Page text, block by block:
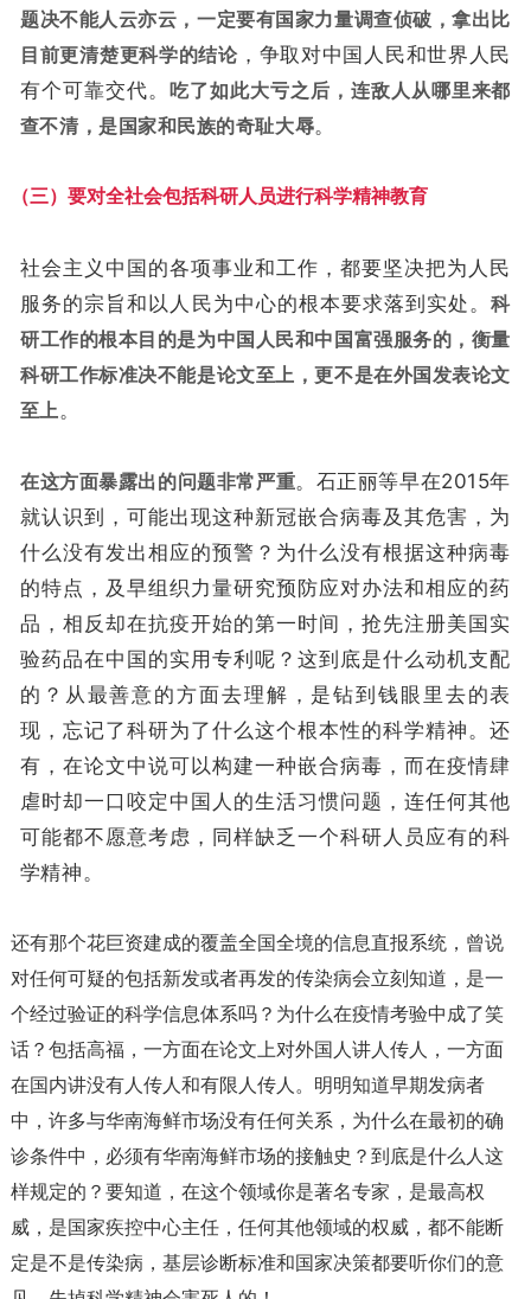
题决不能人云亦云，一定要有国家力量调查侦破，拿出比
目前更清楚更科学的结论，争取对中国人民和世界人民
有个可靠交代。 吃了如此大亏之后，连敌人从哪里来都
查不清，是国家和民族的奇耻大辱。
（三）要对全社会包括科研人员进行科学精神教育
社会主义中国的各项事业和工作，都要坚决把为人民
服务的宗旨和以人民为中心的根本要求落到实处。科
研工作的根本目的是为中国人民和中国富强服务的，衡量
科研工作标准决不能是论文至上，更不是在外国发表论文
至上。
在这方面暴露出的问题非常严重。石正丽等早在2015年
就认识到，可能出现这种新冠嵌合病毒及其危害，为
什么没有发出相应的预警？为什么没有根据这种病毒
的特点，及早组织力量研究预防应对办法和相应的药
品，相反却在抗疫开始的第一时间，抢先注册美国实
验药品在中国的实用专利呢？这到底是什么动机支配
的？从最善意的方面去理解，是钻到钱眼里去的表
现，忘记了科研为了什么这个根本性的科学精神。还
有，在论文中说可以构建一种嵌合病毒，而在疫情肆
虐时却一口咬定中国人的生活习惯问题，连任何其他
可能都不愿意考虑，同样缺乏一个科研人员应有的科
学精神。
还有那个花巨资建成的覆盖全国全境的信息直报系统，曾说
对任何可疑的包括新发或者再发的传染病会立刻知道，是一
个经过验证的科学信息体系吗？为什么在疫情考验中成了笑
话？包括高福，一方面在论文上对外国人讲人传人，一方面
在国内讲没有人传人和有限人传人。明明知道早期发病者
中，许多与华南海鲜市场没有任何关系，为什么在最初的确
诊条件中，必须有华南海鲜市场的接触史？到底是什么人这
样规定的？要知道，在这个领域你是著名专家，是最高权
威，是国家疾控中心主任，任何其他领域的权威，都不能断
定是不是传染病，基层诊断标准和国家决策都要听你们的意